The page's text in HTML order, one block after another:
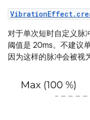
对于单次短时自定义脉
阈值是 20ms。不建议
因为这样的脉冲会被视